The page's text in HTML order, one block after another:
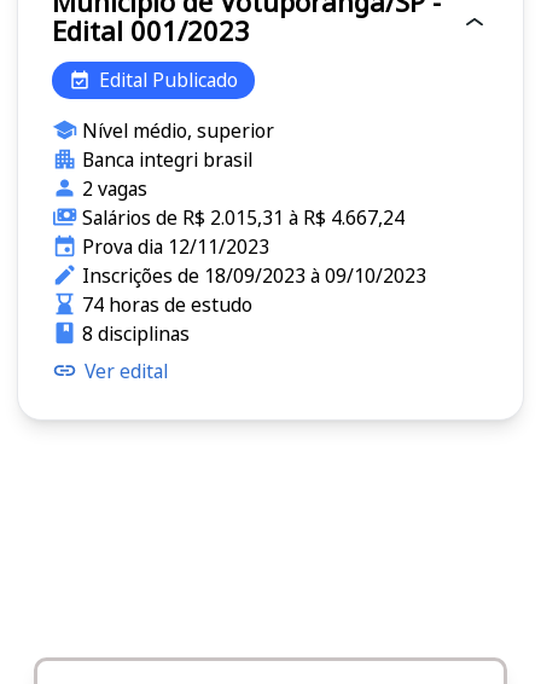
Edital 001/2023
Edital Publicado
Nível médio, superior
Banca integri brasil
2 vagas
Salários de R$ 2.015,31 à R$ 4.667,24
Prova dia 12/11/2023
Inscrições de 18/09/2023 à 09/10/2023
74 horas de estudo
8 disciplinas
Ver edital